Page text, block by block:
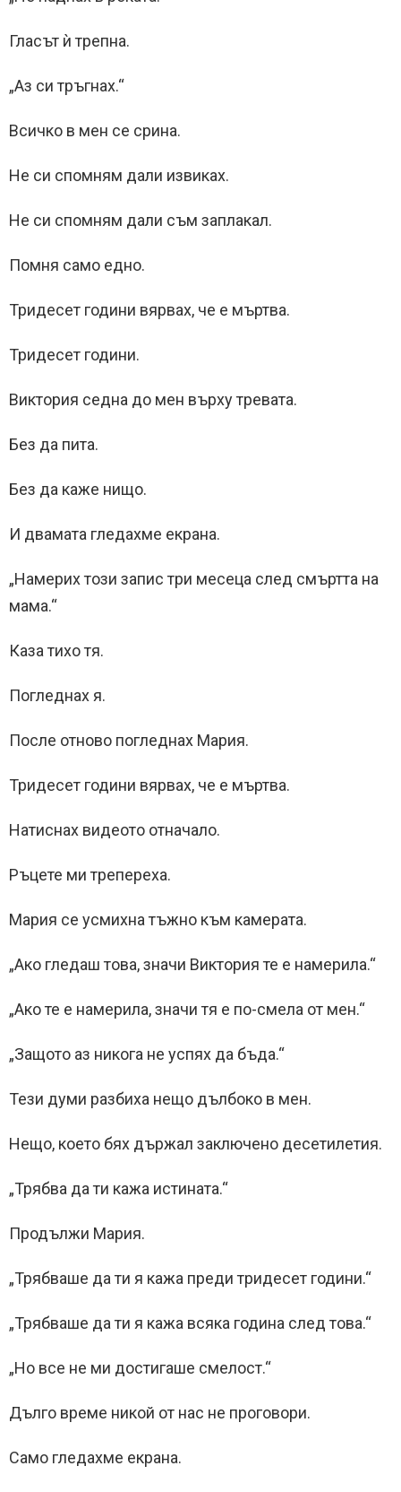
Гласът ѝ трепна.
„Аз си тръгнах.“
Всичко в мен се срина.
Не си спомням дали извиках.
Не си спомням дали съм заплакал.
Помня само едно.
Тридесет години вярвах, че е мъртва.
Тридесет години.
Виктория седна до мен върху тревата.
Без да пита.
Без да каже нищо.
И двамата гледахме екрана.
„Намерих този запис три месеца след смъртта на
мама.“
Каза тихо тя.
Погледнах я.
После отново погледнах Мария.
Тридесет години вярвах, че е мъртва.
Натиснах видеото отначало.
Ръцете ми трепереха.
Мария се усмихна тъжно към камерата.
„Ако гледаш това, значи Виктория те е намерила.“
„Ако те е намерила, значи тя е по-смела от мен.“
„Защото аз никога не успях да бъда.“
Тези думи разбиха нещо дълбоко в мен.
Нещо, което бях държал заключено десетилетия.
„Трябва да ти кажа истината.“
Продължи Мария.
„Трябваше да ти я кажа преди тридесет години.“
„Трябваше да ти я кажа всяка година след това.“
„Но все не ми достигаше смелост.“
Дълго време никой от нас не проговори.
Само гледахме екрана.